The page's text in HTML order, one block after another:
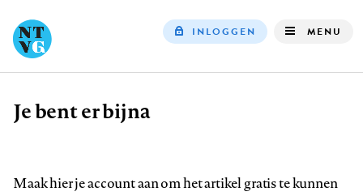
INLOGGEN MENU
Kruimelpad
Je bent er bijna
Maak hier je account aan om het artikel gratis te kunnen